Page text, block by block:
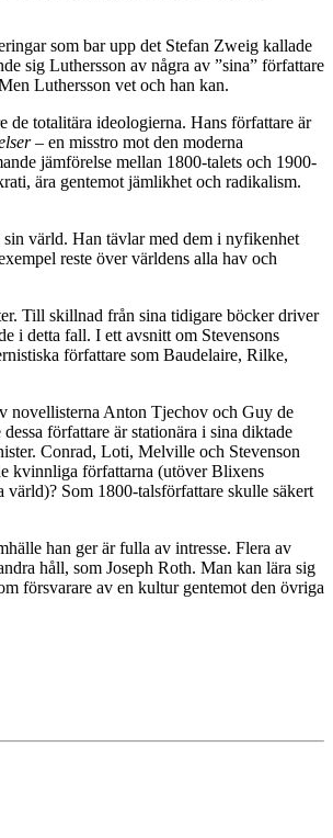
som bar upp det Stefan Zweig kallade
sig Luthersson av några av ”sina” författare
Luthersson vet och han kan.
de totalitära ideologierna. Hans författare är
– en misstro mot den moderna
jämförelse mellan 1800-talets och 1900-
ära gentemot jämlikhet och radikalism.
värld. Han tävlar med dem i nyfikenhet
reste över världens alla hav och
Till skillnad från sina tidigare böcker driver
i detta fall. I ett avsnitt om Stevensons
författare som Baudelaire, Rilke,
novellisterna Anton Tjechov och Guy de
författare är stationära i sina diktade
Conrad, Loti, Melville och Stevenson
kvinnliga författarna (utöver Blixens
Som 1800-talsförfattare skulle säkert
han ger är fulla av intresse. Flera av
håll, som Joseph Roth. Man kan lära sig
försvarare av en kultur gentemot den övriga